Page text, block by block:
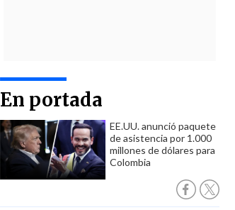
En portada
EE.UU. anunció paquete
de asistencia por 1.000
millones de dólares para
Colombia